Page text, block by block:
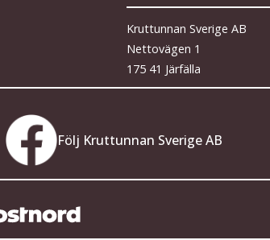
Kruttunnan Sverige AB
Nettovägen 1
175 41 Järfälla
Följ Kruttunnan Sverige AB